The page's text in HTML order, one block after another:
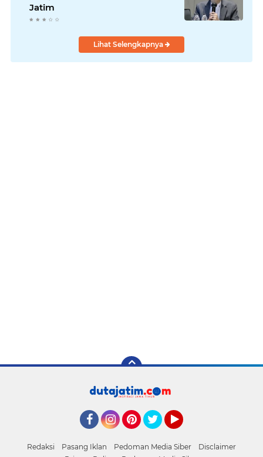
Jatim
Lihat Selengkapnya
Redaksi Pasang Iklan Pedoman Media Siber
Disclaimer